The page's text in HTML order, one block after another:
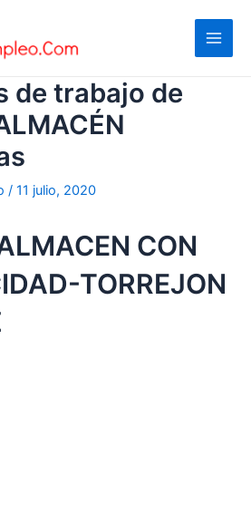
de trabajo de
/ 11 julio, 2020
CON
TORREJON